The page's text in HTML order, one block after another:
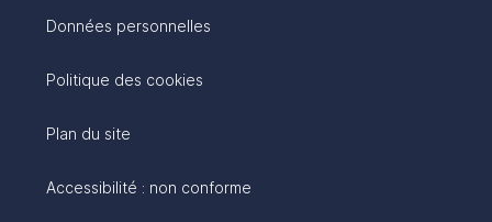
Données personnelles
Politique des cookies
Plan du site
Accessibilité : non conforme